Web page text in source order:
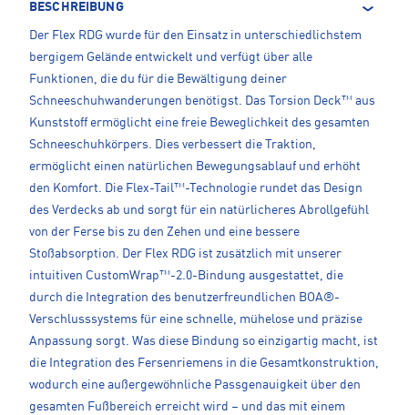
BESCHREIBUNG
Der Flex RDG wurde für den Einsatz in unterschiedlichstem
bergigem Gelände entwickelt und verfügt über alle
Funktionen, die du für die Bewältigung deiner
Schneeschuhwanderungen benötigst. Das Torsion Deck™ aus
Kunststoff ermöglicht eine freie Beweglichkeit des gesamten
Schneeschuhkörpers. Dies verbessert die Traktion,
ermöglicht einen natürlichen Bewegungsablauf und erhöht
den Komfort. Die Flex-Tail™-Technologie rundet das Design
des Verdecks ab und sorgt für ein natürlicheres Abrollgefühl
von der Ferse bis zu den Zehen und eine bessere
Stoßabsorption. Der Flex RDG ist zusätzlich mit unserer
intuitiven CustomWrap™-2.0-Bindung ausgestattet, die
durch die Integration des benutzerfreundlichen BOA®-
Verschlusssystems für eine schnelle, mühelose und präzise
Anpassung sorgt. Was diese Bindung so einzigartig macht, ist
die Integration des Fersenriemens in die Gesamtkonstruktion,
wodurch eine außergewöhnliche Passgenauigkeit über den
gesamten Fußbereich erreicht wird – und das mit einem